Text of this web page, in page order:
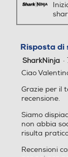
Risposta di
SharkNinja ·
Ciao
Grazie per il
recensione.
Siamo
non abbia
risulta
Recensioni